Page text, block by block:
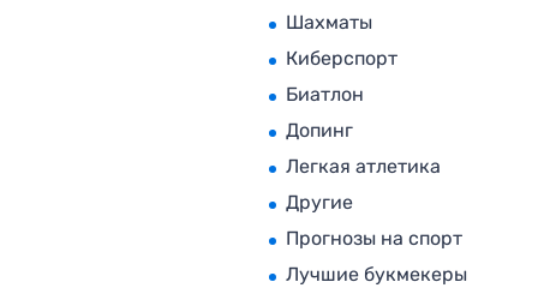
Шахматы
Киберспорт
Биатлон
Допинг
Легкая атлетика
Другие
Прогнозы на спорт
Лучшие букмекеры